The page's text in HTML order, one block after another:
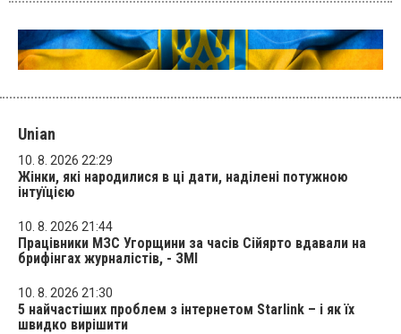
Unian
10. 8. 2026 22:29
Жінки, які народилися в ці дати, наділені потужною
інтуїцією
10. 8. 2026 21:44
Працівники МЗС Угорщини за часів Сійярто вдавали на
брифінгах журналістів, - ЗМІ
10. 8. 2026 21:30
5 найчастіших проблем з інтернетом Starlink – і як їх
швидко вирішити